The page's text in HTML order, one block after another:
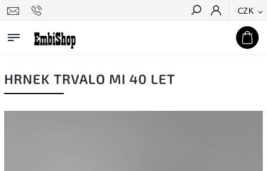
CZK
Hledat
HRNEK TRVALO MI 40 LET